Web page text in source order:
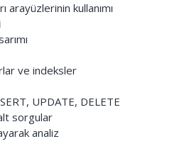
arayüzlerinin kullanımı
ve indeksler
UPDATE, DELETE
sorgular
analiz